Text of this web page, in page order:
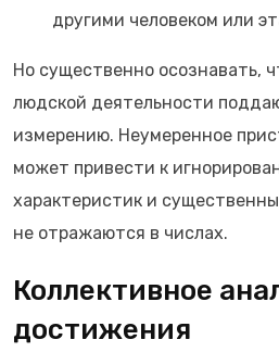
другими человеком или
Но существенно осознавать,
людской деятельности
измерению. Неумеренное
может привести к
характеристик и
не отражаются в числах.
Коллективное
достижения